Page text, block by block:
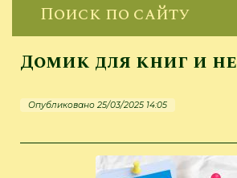
Поиск по сайту
Домик для книг и
Опубликовано 25/03/2025 14:05